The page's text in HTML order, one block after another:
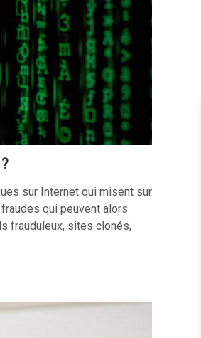
sur Internet qui misent sur
qui peuvent alors
frauduleux, sites clonés,